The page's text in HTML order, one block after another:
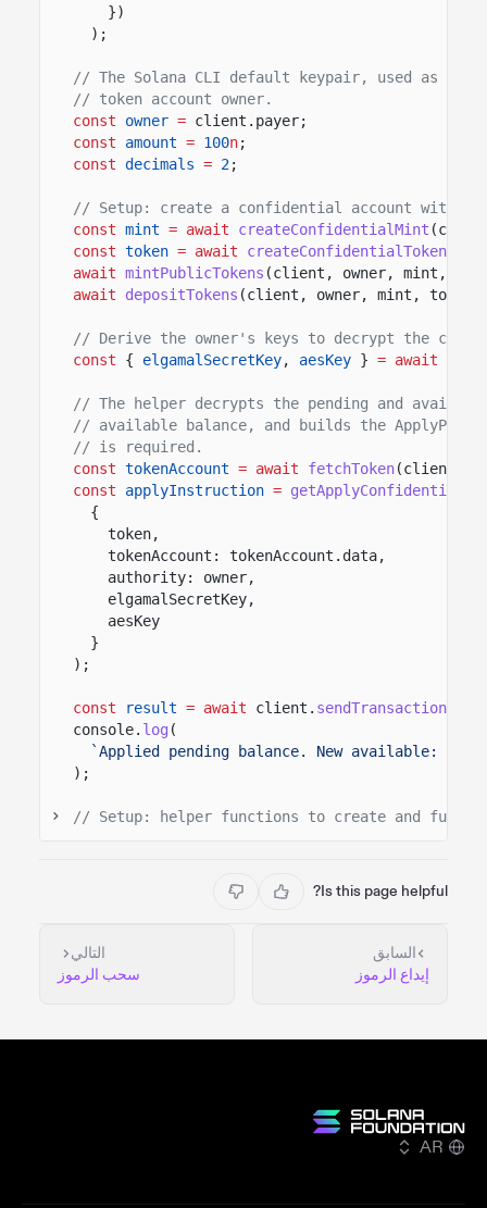
})
);
// The Solana CLI default keypair, used as fee
// token account owner.
const
owner = client.payer;
const
amount = 100n;
const decimals = 2;
// Setup: create a confidential account with a
const mint = await createConfidentialMint
const token = await
await mintPublicTokens (client, owner, mint,
await
depositTokens (client, owner, mint, token,
// Derive the owner's keys to decrypt the
const
{ elgamalSecretKey, aesKey } = await
// The helper decrypts the pending and
// available balance, and builds the
// is required.
const tokenAccount = await fetchToken
const
applyInstruction =
{
token,
tokenAccount: tokenAccount.data,
authority: owner,
elgamalSecretKey,
aesKey
}
);
const result = await client. sendTransaction
console. log (
`Applied pending balance. New available: ${
);
// Setup: helper functions to create and fund
Is this page helpful?
السابق
إيداع الرموز
التالي
سحب الرموز
AR